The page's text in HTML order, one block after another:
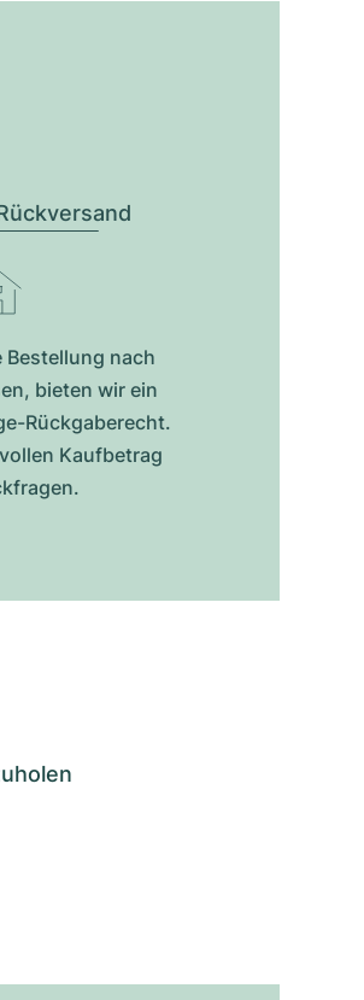
Bestellung nach
bieten wir ein
Rückgaberecht.
Kaufbetrag